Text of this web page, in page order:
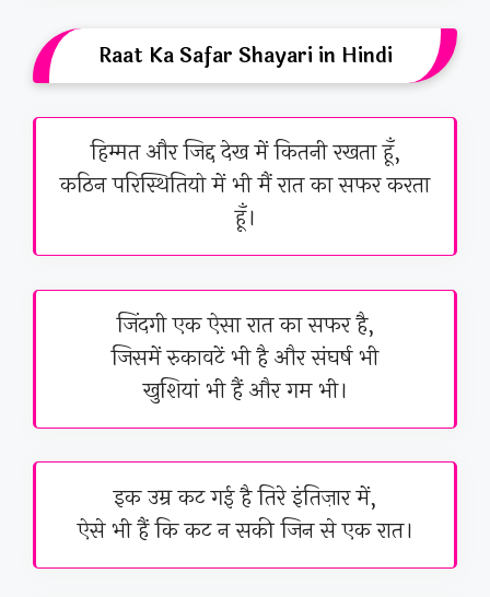
Raat Ka Safar Shayari in Hindi
हिम्मत और जिद्द देख में कितनी रखता हूँ,
कठिन परिस्थितियो में भी मैं रात का सफर करता
हूँ।
जिंदगी एक ऐसा रात का सफर है,
जिसमें रुकावटें भी है और संघर्ष भी
खुशियां भी हैं और गम भी।
इक उम्र कट गई है तिरे इंतिज़ार में,
ऐसे भी हैं कि कट न सकी जिन से एक रात।